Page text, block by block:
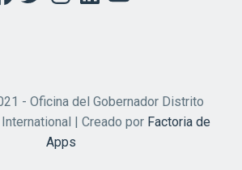
- Oficina del Gobernador Distrito
| Creado por Factoria de
Apps